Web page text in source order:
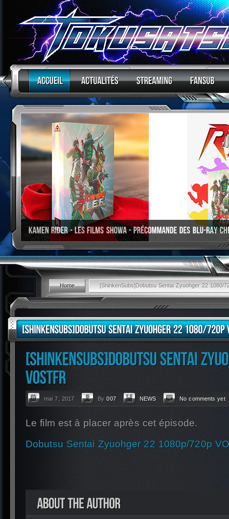
Home [ShinkenSubs]Dobutsu Sentai Zyuohger 22 1080/
mai 7, 2017 By007 NEWS No comments yet
Le film est à placer après cet épisode.
Dobutsu Sentai Zyuohger 22 1080p/720p